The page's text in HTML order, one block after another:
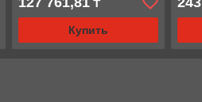
₸
Купить